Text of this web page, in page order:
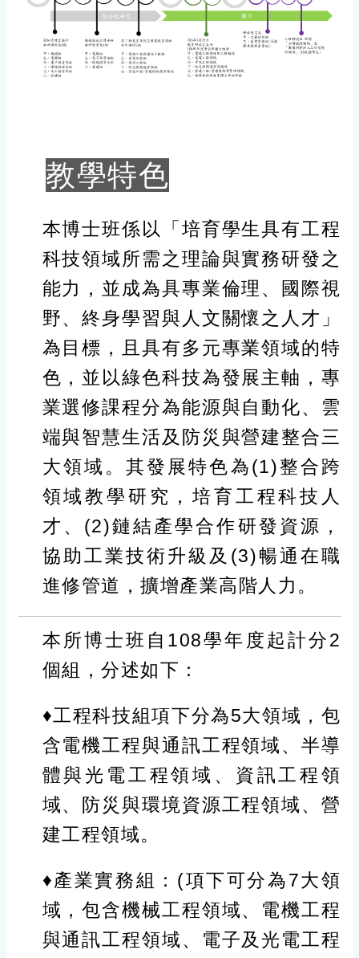
教學特色
本博士班係以「培育學生具有工程
科技領域所需之理論與實務研發之
能力，並成為具專業倫理、國際視
野、終身學習與人文關懷之人才」
為目標，且具有多元專業領域的特
色，並以綠色科技為發展主軸，專
業選修課程分為能源與自動化、雲
端與智慧生活及防災與營建整合三
大領域。其發展特色為(1)整合跨
領域教學研究，培育工程科技人
才、(2)鏈結產學合作研發資源，
協助工業技術升級及(3)暢通在職
進修管道，擴增產業高階人力。
本所博士班自108學年度起計分2
個組，分述如下：
♦工程科技組項下分為5大領域，包
含電機工程與通訊工程領域、半導
體與光電工程領域、資訊工程領
域、防災與環境資源工程領域、營
建工程領域。
♦產業實務組：(項下可分為7大領
域，包含機械工程領域、電機工程
與通訊工程領域、電子及光電工程